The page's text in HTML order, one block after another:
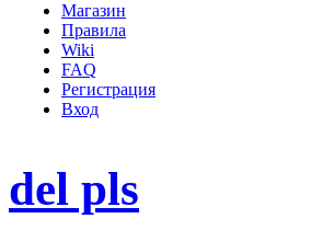
Магазин
Правила
Wiki
FAQ
Регистрация
Вход
del pls